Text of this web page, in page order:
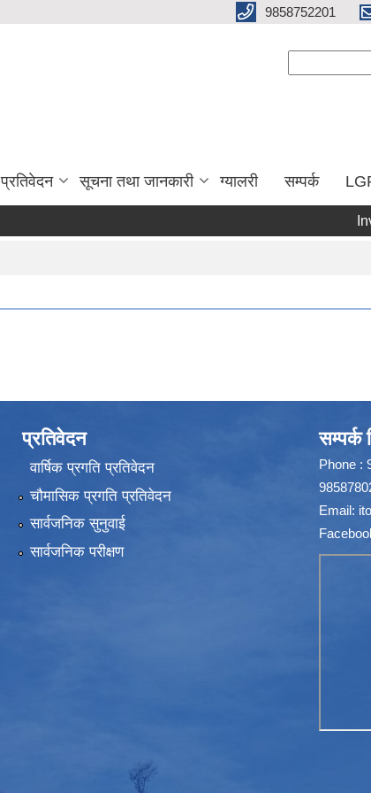
9858752201
प्रतिवेदन सूचना तथा जानकारी ग्यालरी सम्पर्क
प्रतिवेदन
वार्षिक प्रगति प्रतिवेदन
चौमासिक प्रगति प्रतिवेदन
सार्वजनिक सुनुवाई
सार्वजनिक परीक्षण
सम्पर्क
Phone :
Email: